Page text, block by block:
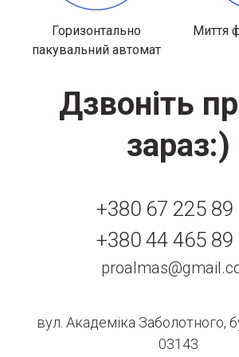
Горизонтально
пакувальний автомат
Миття
Дзвоніть
зараз:)
+380 67 225 89
+380 44 465 89
вул. Академіка Заболотного,
03143